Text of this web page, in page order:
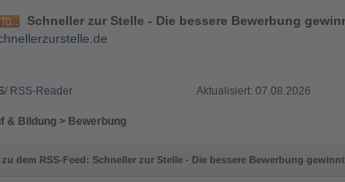
Schneller zur Stelle - Die bessere Bewerbung
/ RSS-Reader Aktualisiert: 07.08.2026
& Bildung > Bewerbung
dem RSS-Feed: Schneller zur Stelle - Die bessere Bewerbung